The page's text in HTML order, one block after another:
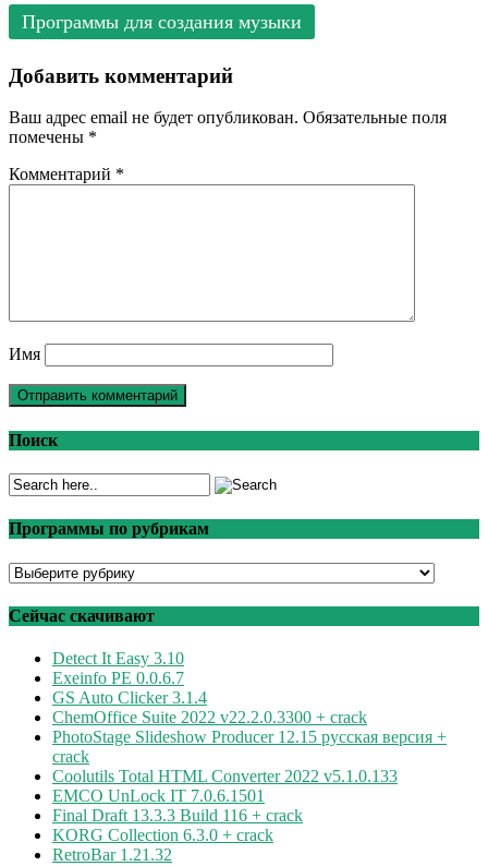
Программы для создания музыки
Добавить комментарий
Ваш адрес email не будет опубликован. Обязательные поля
помечены *
Комментарий *
Имя
Поиск
Программы по рубрикам
Программы
рубрикам
Сейчас скачивают
Detect It Easy 3.10
Exeinfo PE 0.0.6.7
GS Auto Clicker 3.1.4
ChemOffice Suite 2022 v22.2.0.3300 + crack
PhotoStage Slideshow Producer 12.15 русская версия +
crack
Coolutils Total HTML Converter 2022 v5.1.0.133
EMCO UnLock IT 7.0.6.1501
Final Draft 13.3.3 Build 116 + crack
KORG Collection 6.3.0 + crack
RetroBar 1.21.32